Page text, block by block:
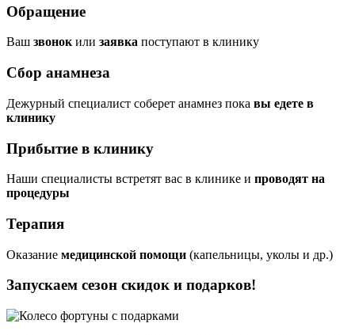
Обращение
Ваш звонокили заявка поступают в клинику
Сбор анамнеза
Дежурный специалист соберет анамнез пока вы едете в
клинику
Прибытие в клинику
Наши специалисты встретят вас в клинике и проводят на
процедуры
Терапия
Оказание медицинской помощи (капельницы, уколы и др.)
Запускаем сезон скидок и подарков!